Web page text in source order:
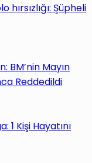
hırsızlığı: Şüpheli
BM’nin Mayın
Reddedildi
1 Kişi Hayatını